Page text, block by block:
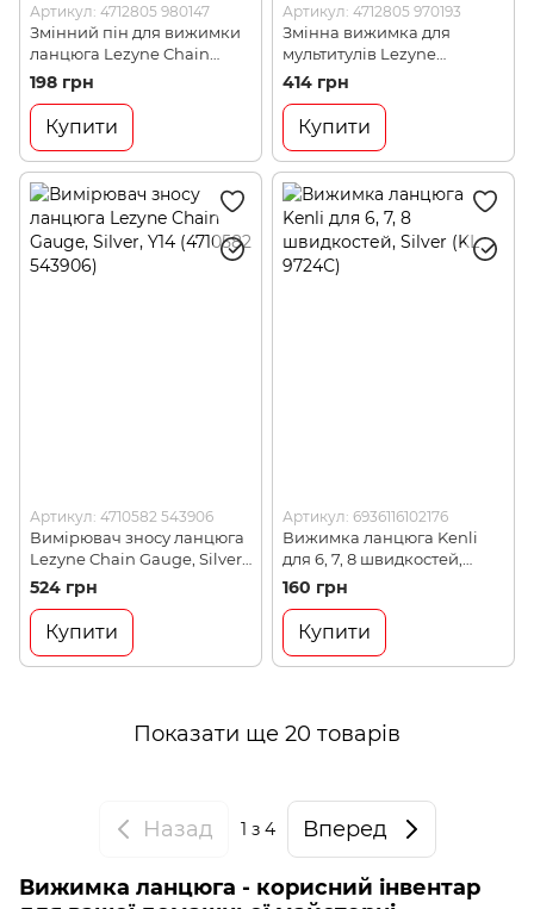
Артикул: 4712805 980147
Змінний пін для вижимки
ланцюга Lezyne Chain
Drive Breaker Pin, Y13
(4712805 980147)
198 грн
Купити
Артикул: 4712805 970193
Змінна вижимка для
мультитулів Lezyne
Stainless Breaker Body,
Silver, Y13 (4712805 970193)
414 грн
Купити
Артикул: 4710582 543906
Вимірювач зносу ланцюга
Lezyne Chain Gauge, Silver,
Y14 (4710582 543906)
524 грн
Купити
Артикул: 6936116102176
Вижимка ланцюга Kenli
для 6, 7, 8 швидкостей,
Silver (KL 9724С)
160 грн
Купити
Показати ще 20 товарів
Назад 1 з 4 Вперед
Вижимка ланцюга - корисний інвентар